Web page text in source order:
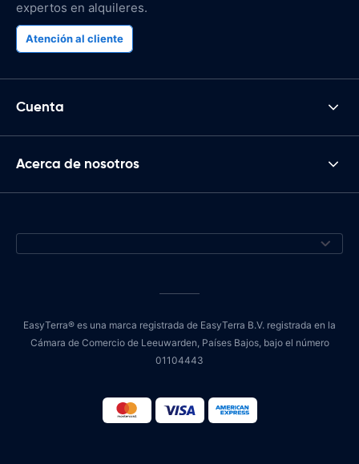
expertos en alquileres.
Atención al cliente
Cuenta
Acerca de nosotros
EasyTerra® es una marca registrada de EasyTerra B.V. registrada en la
Cámara de Comercio de Leeuwarden, Países Bajos, bajo el número
01104443